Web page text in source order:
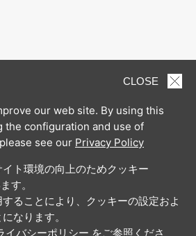
CLOSE
our web site. By using this
the configuration and use of
see our Privacy Policy
ト環境の向上のためクッキー
す。
ることにより、クッキーの設定およ
なります。
イバシーポリシー をご参照くださ